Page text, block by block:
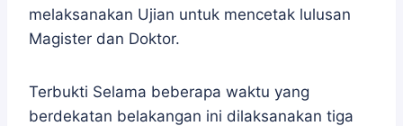
melaksanakan Ujian untuk mencetak lulusan
Magister dan Doktor.
Terbukti Selama beberapa waktu yang
berdekatan belakangan ini dilaksanakan tiga